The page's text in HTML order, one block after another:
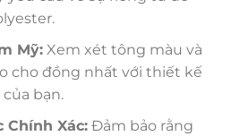
Mỹ:Xem xét tông màu và
cho đồng nhất với thiết kế
bạn.
Chính Xác:Đảm bảo rằng